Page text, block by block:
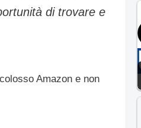
di trovare e
Amazon e non